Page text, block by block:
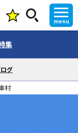
menu
集
グ
村